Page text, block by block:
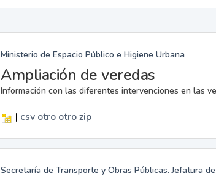
Ministerio de Espacio Público e Higiene Urbana
Ampliación de veredas
Información con las diferentes intervenciones en las
| csv otro otrozip
Secretaría de Transporte y Obras Públicas. Jefatura